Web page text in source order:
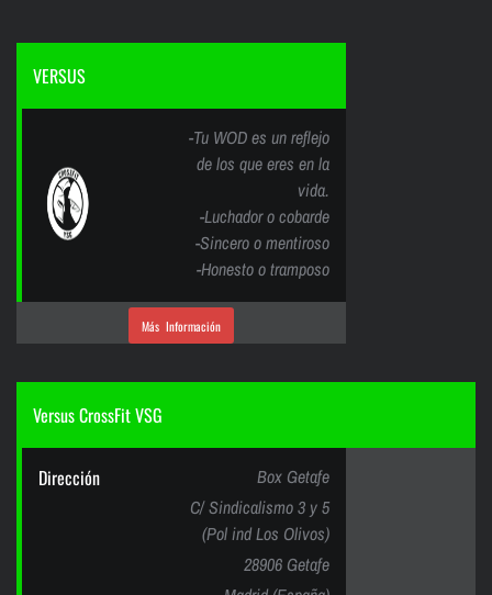
VERSUS
-Tu WOD es un reflejo
de los que eres en la
vida.
-Luchador o cobarde
-Sincero o mentiroso
-Honesto o tramposo
Más Información
Versus CrossFit VSG
Dirección
Box Getafe
C/ Sindicalismo 3 y 5
(Pol ind Los Olivos)
28906 Getafe